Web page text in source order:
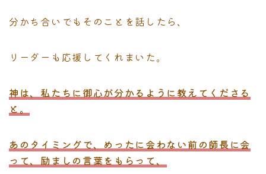
分かち合いでもそのことを話したら、
リーダーも応援してくれまいた。
神は、私たちに御心が分かるように教えてくださる
と。
あのタイミングで、めったに会わない前の師長に会
って、励ましの言葉をもらって、